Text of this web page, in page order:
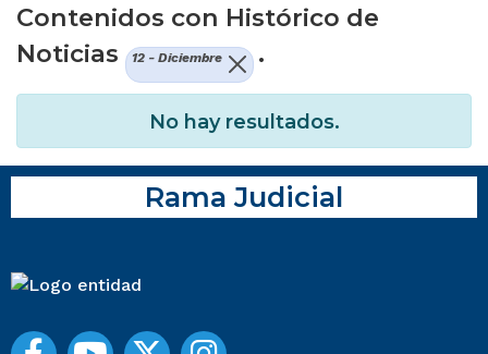
Contenidos con Histórico de
Noticias
12 - Diciembre .
No hay resultados.
Rama Judicial